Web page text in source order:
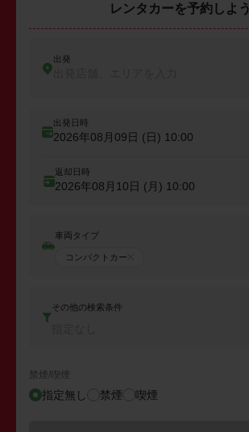
レンタカーを予約しよう
出発
出発日時
2026年08月09日 (日) 10:00
返却日時
2026年08月10日 (月) 10:00
車両タイプ
コンパクトカー
その他の検索条件
禁煙/喫煙
指定無し 禁煙 喫煙